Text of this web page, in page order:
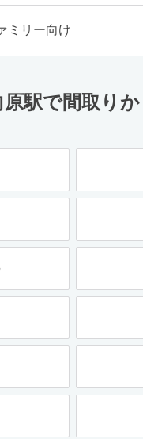
ミリー向け
原駅で間取り